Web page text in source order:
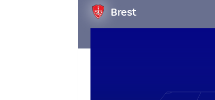
Brest